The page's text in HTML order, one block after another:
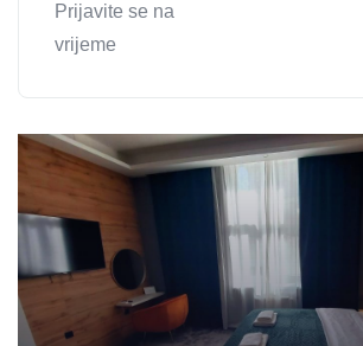
Prijavite se na
vrijeme